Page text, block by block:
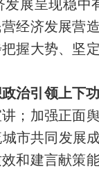
展呈现稳
经济发展营
握大势、坚
治引领上下
；加强正面
市共同发展
和建言献策